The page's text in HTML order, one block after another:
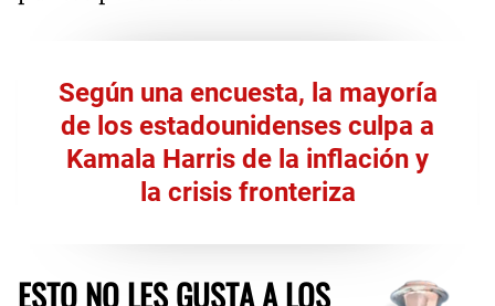
Según una encuesta, la mayoría
de los estadounidenses culpa a
Kamala Harris de la inflación y
la crisis fronteriza
ESTO NO LES GUSTA A LOS